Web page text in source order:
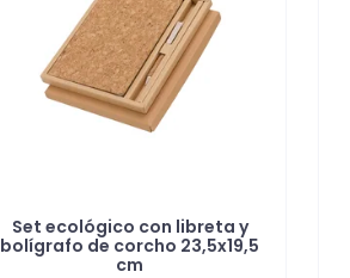
Set ecológico con libreta y
bolígrafo de corcho 23,5x19,5
cm